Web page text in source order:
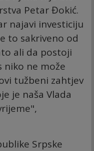
Petar Đokić.
najavi investiciju
to sakriveno od
ali da postoji
niko ne može
tužbeni zahtjev
je naša Vlada
Srpske